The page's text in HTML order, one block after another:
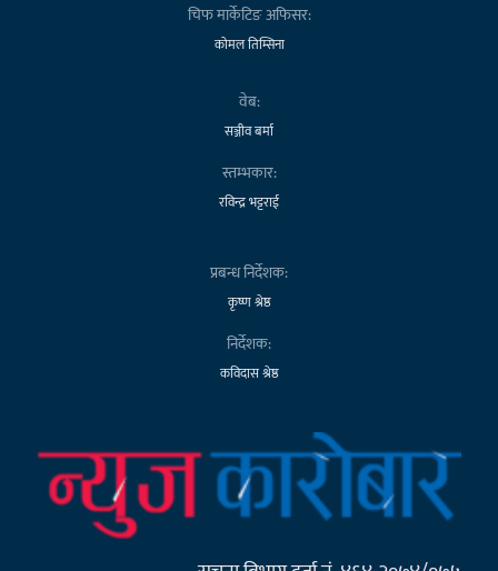
चिफ मार्केटिङ अफिसर:
कोमल तिम्सिना
वेब:
सञ्जीव बर्मा
स्तम्भकार:
रविन्द्र भट्टराई
प्रबन्ध निर्देशक:
कृष्ण श्रेष्ठ
निर्देशक:
कविदास श्रेष्ठ